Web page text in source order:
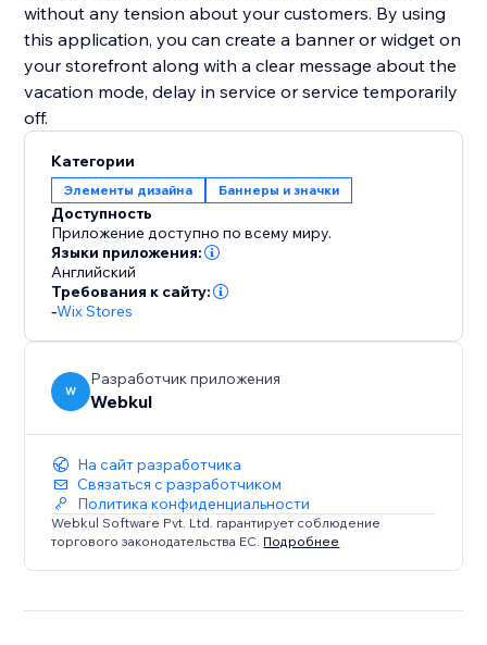
without any tension about your customers. By using
this application, you can create a banner or widget on
your storefront along with a clear message about the
vacation mode, delay in service or service temporarily
off.
Категории
Элементы дизайна Баннеры и значки
Доступность
Приложение доступно по всему миру.
Языки приложения:
Английский
Требования к сайту:
-Wix Stores
W
Разработчик приложения
Webkul
На сайт разработчика
Связаться с разработчиком
Политика конфиденциальности
Webkul Software Pvt. Ltd. гарантирует соблюдение
торгового законодательства ЕС. Подробнее